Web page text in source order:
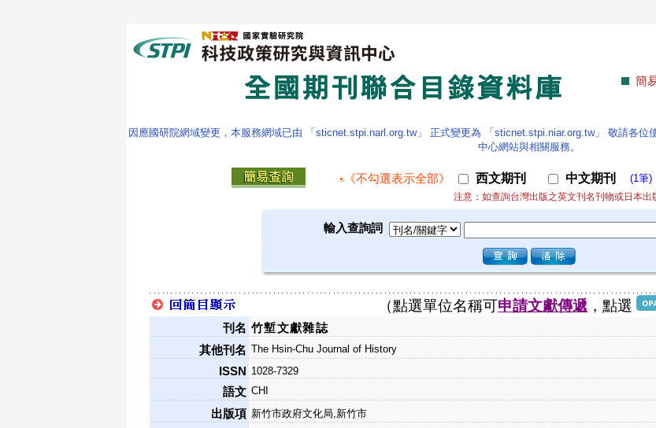
簡
因應國研院網域變更，本服務網域已由 「sticnet.stpi.narl.org.tw」 正式變更為 「sticnet.stpi.niar.org.tw」 敬請各
中心網站與相關服務。
《不勾選表示全部》 西文期刊 中文期刊 (1筆)
注意：如查詢台灣出版之英文刊名刊物或日本
輸入查詢詞
（點選單位名稱可申請文獻傳遞 ，點選
刊名 竹塹文獻雜誌
其他刊名 The Hsin-Chu Journal of History
ISSN 1028-7329
語文 CHI
出版項 新竹市政府文化局,新竹市